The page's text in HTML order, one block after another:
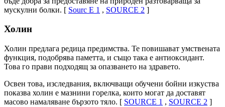
мускулни болки. [ Sourc Е 1 , SOURCE 2 ]
Холин
Холин предлага редица предимства. Те повишават умствената
функция, подобрява паметта, и също така е антиоксидант.
Това го прави подходящ за опазването на здравето.
Освен това, изследвания, включващи обучени бойни изкуства
показва холин е мазнини горелка, които могат да доставят
масово намаляване бързото тяло. [ SOURCE 1 , SOURCE 2 ]